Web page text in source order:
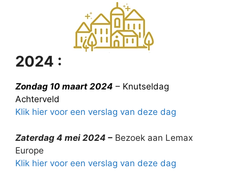
2024 :
Zondag 10 maart 2024 – Knutseldag
Achterveld
Klik hier voor een verslag van deze dag
Zaterdag 4 mei 2024 – Bezoek aan Lemax
Europe
Klik hier voor een verslag van deze dag